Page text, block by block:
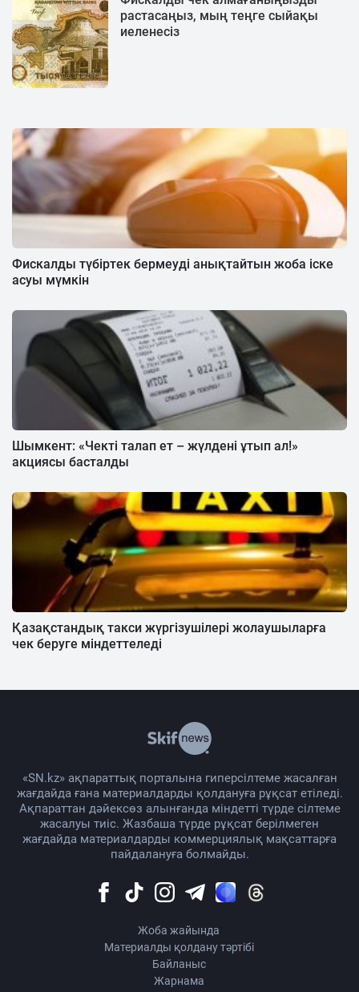
растасаңыз, мың теңге сыйақы
иеленесіз
Фискалды түбіртек бермеуді анықтайтын жоба іске
асуы мүмкін
Шымкент: «Чекті талап ет – жүлдені ұтып ал!»
акциясы басталды
Қазақстандық такси жүргізушілері жолаушыларға
чек беруге міндеттеледі
«SN.kz» ақпараттық порталына гиперсілтеме жасалған
жағдайда ғана материалдарды қолдануға рұқсат етіледі.
Ақпараттан дәйексөз алынғанда міндетті түрде сілтеме
жасалуы тиіс. Жазбаша түрде рұқсат берілмеген
жағдайда материалдарды коммерциялық мақсаттарға
пайдалануға болмайды.
Жоба жайында
Материалды қолдану тәртібі
Байланыс
Жарнама